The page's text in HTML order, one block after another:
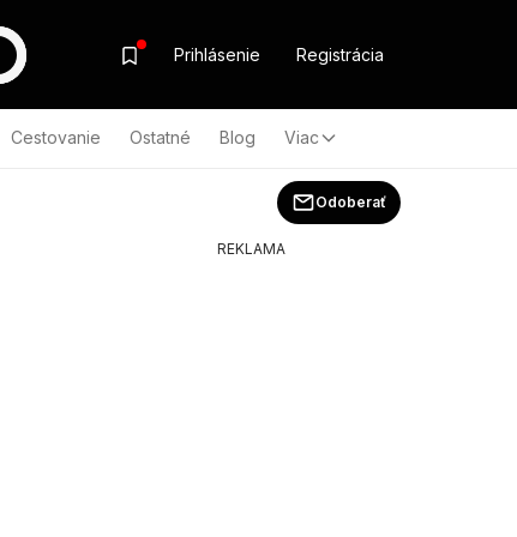
Prihlásenie Registrácia
Cestovanie Ostatné Blog Viac
Odoberať
REKLAMA